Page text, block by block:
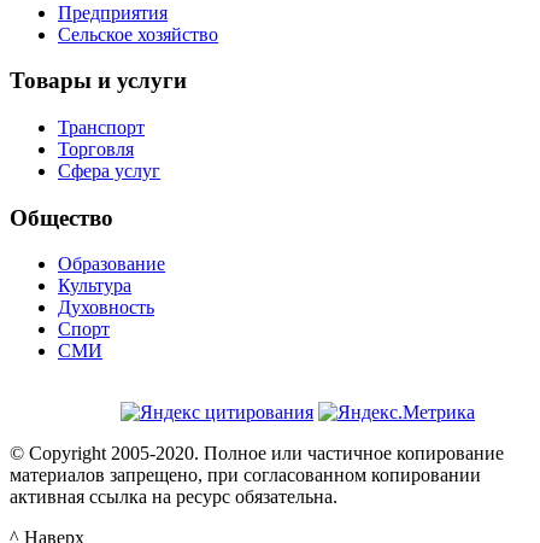
Предприятия
Сельское хозяйство
Товары и услуги
Транспорт
Торговля
Сфера услуг
Общество
Образование
Культура
Духовность
Спорт
СМИ
© Copyright 2005-2020. Полное или частичное копирование
материалов запрещено, при согласованном копировании
активная ссылка на ресурс обязательна.
^ Наверх